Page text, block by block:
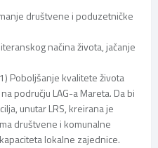
društvene i poduzetničke
načina života, jačanje
Poboljšanje kvalitete života
području LAG-a Mareta. Da bi
unutar LRS, kreirana je
društvene i komunalne
lokalne zajednice.